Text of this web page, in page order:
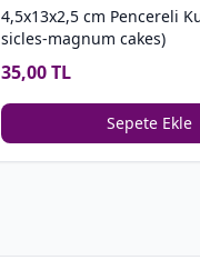
4,5x13x2,5 cm Pencereli
sicles-magnum cakes)
35,00 TL
Sepete Ekle